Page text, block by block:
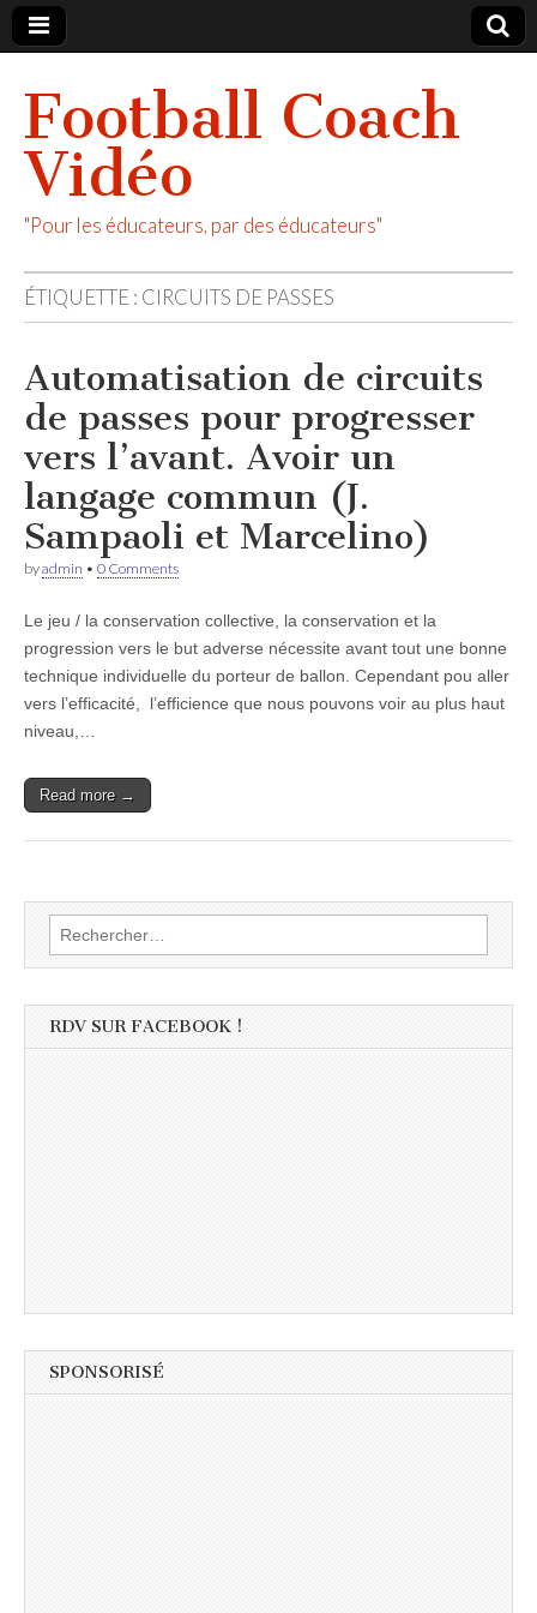
Football Coach
Vidéo
"Pour les éducateurs, par des éducateurs"
ÉTIQUETTE : CIRCUITS DE PASSES
Automatisation de circuits
de passes pour progresser
vers l’avant. Avoir un
langage commun (J.
Sampaoli et Marcelino)
byadmin • 0 Comments
Le jeu / la conservation collective, la conservation et la
progression vers le but adverse nécessite avant tout une bonne
technique individuelle du porteur de ballon. Cependant pou aller
vers l’efficacité, l’efficience que nous pouvons voir au plus haut
niveau,…
Read more →
Rechercher :
RDV SUR FACEBOOK !
SPONSORISÉ